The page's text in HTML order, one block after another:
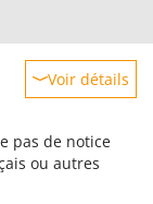
Voir détails
pas de notice
ou autres